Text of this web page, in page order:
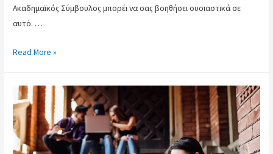
Ακαδημαϊκός Σύμβουλος μπορέι να σας βοηθήσει ουσιαστικά σε
αυτό. …
Read More »